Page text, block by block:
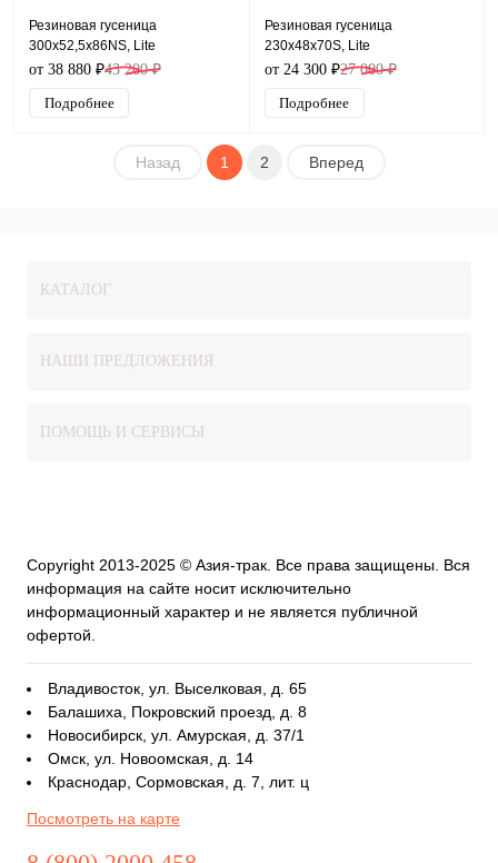
Резиновая гусеница
300x52,5x86NS, Lite
от 38 880 ₽43 200 ₽
Подробнее
Резиновая гусеница
230x48x70S, Lite
от 24 300 ₽27 000 ₽
Подробнее
Назад 1 2 Вперед
КАТАЛОГ
НАШИ ПРЕДЛОЖЕНИЯ
ПОМОЩЬ И СЕРВИСЫ
Copyright 2013-2025 © Азия-трак. Все права защищены. Вся
информация на сайте носит исключительно
информационный характер и не является публичной
офертой.
Владивосток, ул. Выселковая, д. 65
Балашиха, Покровский проезд, д. 8
Новосибирск, ул. Амурская, д. 37/1
Омск, ул. Новоомская, д. 14
Краснодар, Сормовская, д. 7, лит. ц
Посмотреть на карте